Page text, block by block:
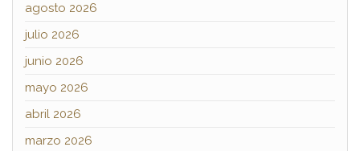
agosto 2026
julio 2026
junio 2026
mayo 2026
abril 2026
marzo 2026